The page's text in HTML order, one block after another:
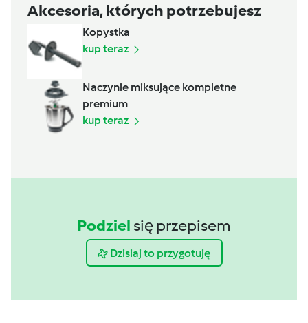
Akcesoria, których potrzebujesz
Kopystka
kup teraz
Naczynie miksujące kompletne
premium
kup teraz
Podziel się przepisem
Dzisiaj to przygotuję